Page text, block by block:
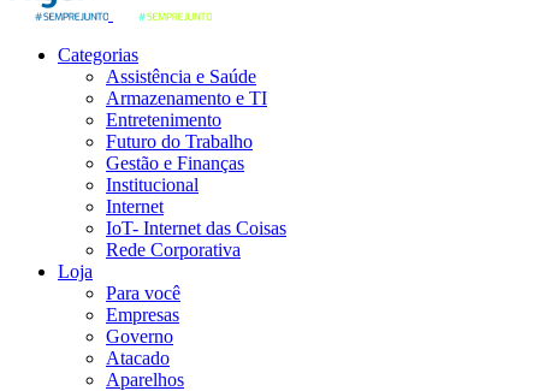
Categorias
Assistência e Saúde
Armazenamento e TI
Entretenimento
Futuro do Trabalho
Gestão e Finanças
Institucional
Internet
IoT- Internet das Coisas
Rede Corporativa
Loja
Para você
Empresas
Governo
Atacado
Aparelhos